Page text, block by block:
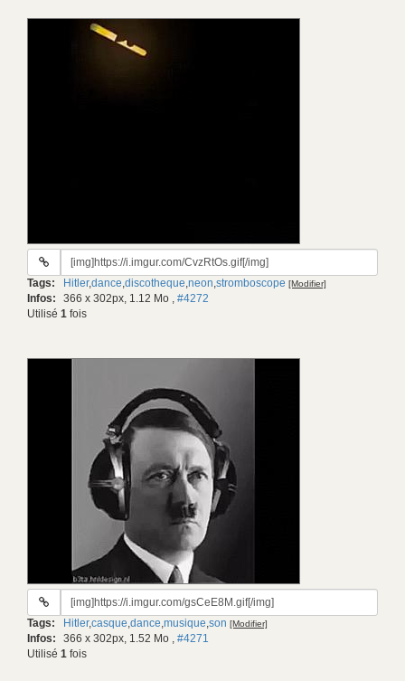
URL
gif:
Tags: Hitler,dance,discotheque,neon,stromboscope [Modifier]
Infos: 366 x 302px, 1.12 Mo , #4272
Utilisé 1 fois
URL
gif:
Tags: Hitler,casque,dance,musique,son [Modifier]
Infos: 366 x 302px, 1.52 Mo , #4271
Utilisé 1 fois